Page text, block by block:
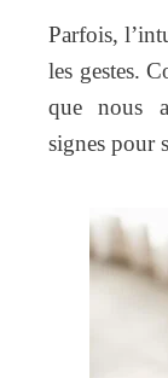
Parfois,
les gestes.
que nous
signes pour